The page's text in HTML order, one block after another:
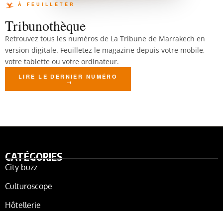
Tribunothèque
Retrouvez tous les numéros de La Tribune de Marrakech en
version digitale. Feuilletez le magazine depuis votre mobile,
votre tablette ou votre ordinateur.
LIRE LE DERNIER NUMÉRO
CATÉGORIES
City buzz
Culturoscope
Hôtellerie